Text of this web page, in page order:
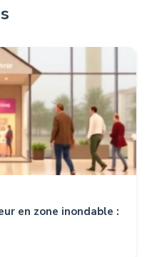
en zone inondable :